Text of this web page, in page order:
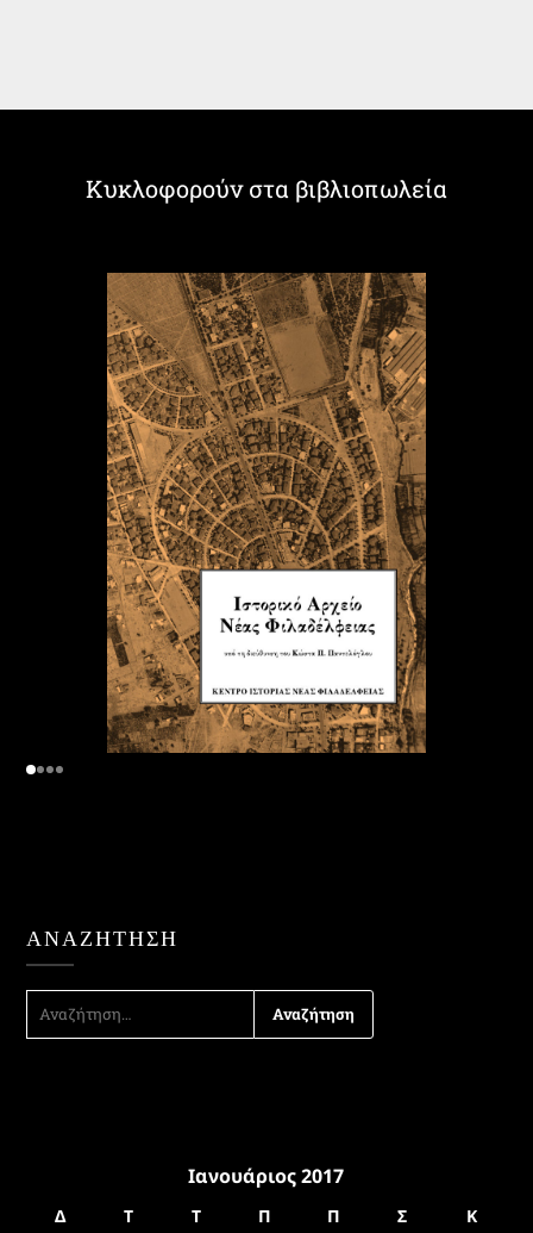
Κυκλοφορούν στα βιβλιοπωλεία
ΑΝΑΖΉΤΗΣΗ
ΓΙΑ:
Ιανουάριος 2017
Δ Τ Τ Π Π Σ
Κ